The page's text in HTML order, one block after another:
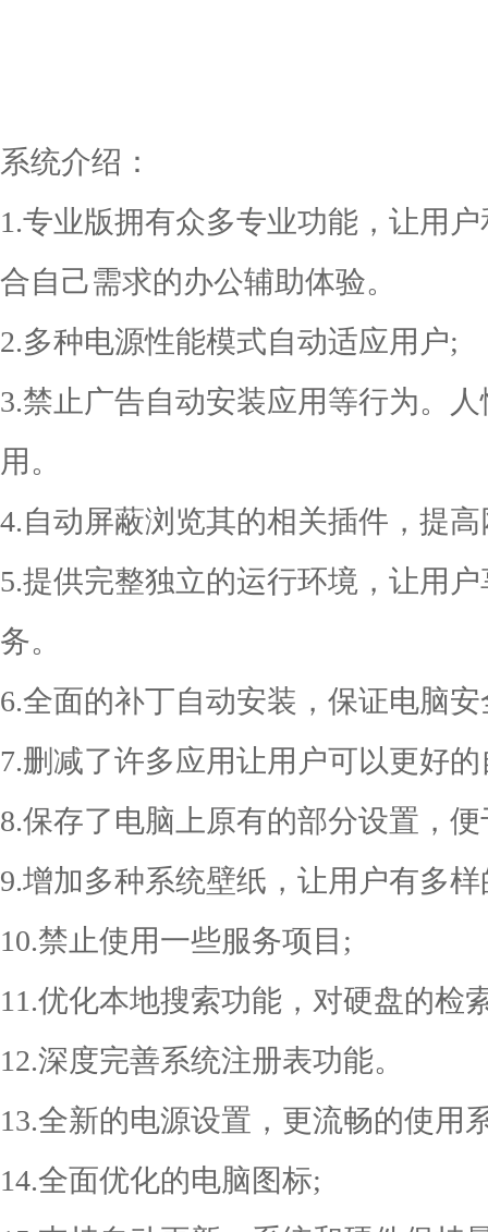
系统介绍：
1.专业版拥有众多专业功能，让用
合自己需求的办公辅助体验。
2.多种电源性能模式自动适应用户;
3.禁止广告自动安装应用等行为。
用。
4.自动屏蔽浏览其的相关插件，提
5.提供完整独立的运行环境，让用
务。
6.全面的补丁自动安装，保证电脑安
7.删减了许多应用让用户可以更好
8.保存了电脑上原有的部分设置，
9.增加多种系统壁纸，让用户有多
10.禁止使用一些服务项目;
11.优化本地搜索功能，对硬盘的检
12.深度完善系统注册表功能。
13.全新的电源设置，更流畅的使用
14.全面优化的电脑图标;